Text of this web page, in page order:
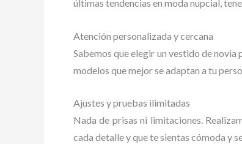
últimas tendencias en moda nupcial,
Atención personalizada y cercana
Sabemos que elegir un vestido de novia
modelos que mejor se adaptan a tu
Ajustes y pruebas ilimitadas
Nada de prisas ni limitaciones.
cada detalle y que te sientas cómoda y